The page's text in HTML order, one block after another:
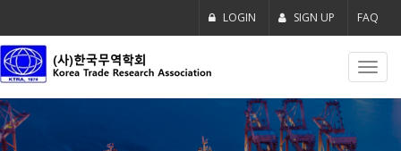
LOGIN SIGN UP FAQ